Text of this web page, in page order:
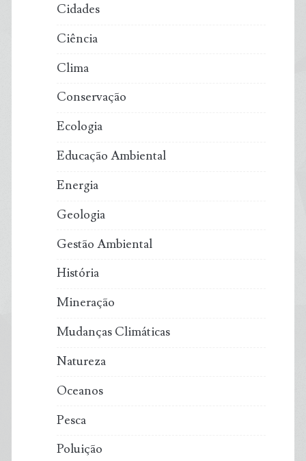
Cidades
Ciência
Clima
Conservação
Ecologia
Educação Ambiental
Energia
Geologia
Gestão Ambiental
História
Mineração
Mudanças Climáticas
Natureza
Oceanos
Pesca
Poluição